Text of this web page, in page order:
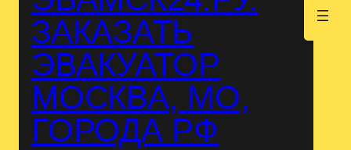
ЗАКАЗАТЬ
ЭВАКУАТОР
МОСКВА, МО,
ГОРОДА РФ